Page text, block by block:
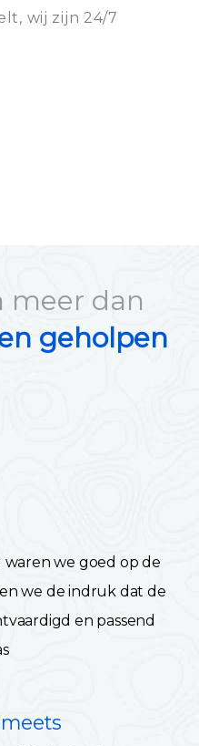
wij zijn 24/7
meer dan
geholpen
we goed op de
we de indruk dat de
en passend